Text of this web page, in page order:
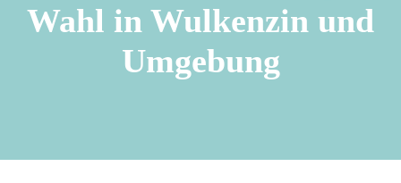
Wahl in Wulkenzin und
Umgebung